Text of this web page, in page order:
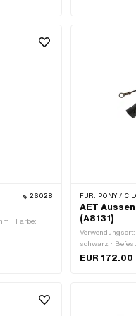
26028
· Farbe:
FÜR: PONY /
AET
(A8131)
schwarz ·
EUR 172.00